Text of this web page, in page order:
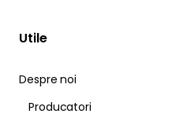
Utile
Despre noi
Producatori